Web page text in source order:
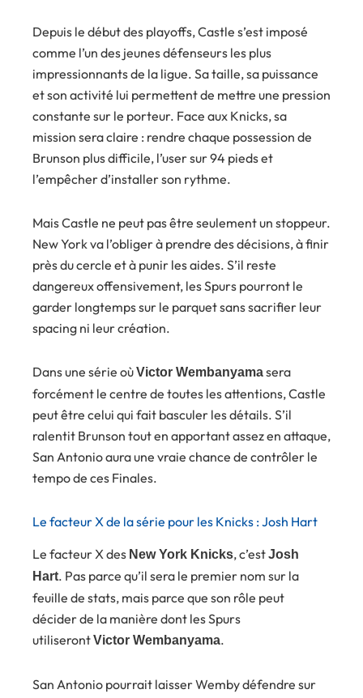
Depuis le début des playoffs, Castle s’est imposé
comme l’un des jeunes défenseurs les plus
impressionnants de la ligue. Sa taille, sa puissance
et son activité lui permettent de mettre une pression
constante sur le porteur. Face aux Knicks, sa
mission sera claire : rendre chaque possession de
Brunson plus difficile, l’user sur 94 pieds et
l’empêcher d’installer son rythme.
Mais Castle ne peut pas être seulement un stoppeur.
New York va l’obliger à prendre des décisions, à finir
près du cercle et à punir les aides. S’il reste
dangereux offensivement, les Spurs pourront le
garder longtemps sur le parquet sans sacrifier leur
spacing ni leur création.
Dans une série oùVictor Wembanyamasera
forcément le centre de toutes les attentions, Castle
peut être celui qui fait basculer les détails. S’il
ralentit Brunson tout en apportant assez en attaque,
San Antonio aura une vraie chance de contrôler le
tempo de ces Finales.
Le facteur X de la série pour les Knicks : Josh Hart
Le facteur X des New York Knicks, c’estJosh
Hart. Pas parce qu’il sera le premier nom sur la
feuille de stats, mais parce que son rôle peut
décider de la manière dont les Spurs
utiliserontVictor Wembanyama.
San Antonio pourrait laisser Wemby défendre sur